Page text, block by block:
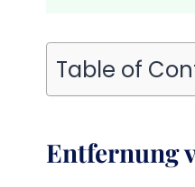
Table of
Entfernung